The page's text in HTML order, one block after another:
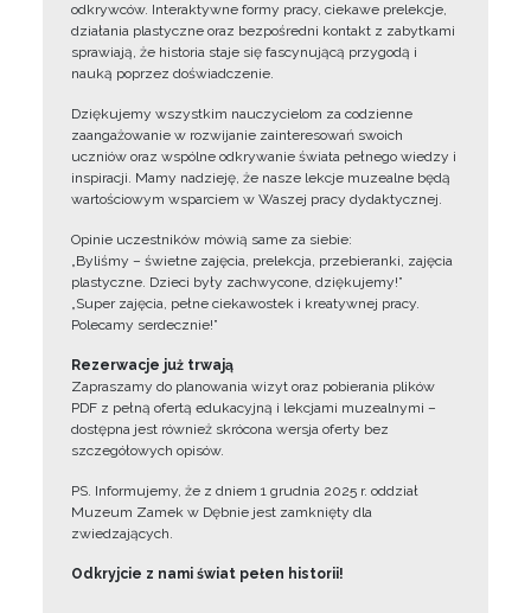
odkrywców. Interaktywne formy pracy, ciekawe prelekcje,
działania plastyczne oraz bezpośredni kontakt z zabytkami
sprawiają, że historia staje się fascynującą przygodą i
nauką poprzez doświadczenie.
Dziękujemy wszystkim nauczycielom za codzienne
zaangażowanie w rozwijanie zainteresowań swoich
uczniów oraz wspólne odkrywanie świata pełnego wiedzy i
inspiracji. Mamy nadzieję, że nasze lekcje muzealne będą
wartościowym wsparciem w Waszej pracy dydaktycznej.
Opinie uczestników mówią same za siebie:
„Byliśmy – świetne zajęcia, prelekcja, przebieranki, zajęcia
plastyczne. Dzieci były zachwycone, dziękujemy!”
„Super zajęcia, pełne ciekawostek i kreatywnej pracy.
Polecamy serdecznie!”
Rezerwacje już trwają
Zapraszamy do planowania wizyt oraz pobierania plików
PDF z pełną ofertą edukacyjną i lekcjami muzealnymi –
dostępna jest również skrócona wersja oferty bez
szczegółowych opisów.
PS. Informujemy, że z dniem 1 grudnia 2025 r. oddział
Muzeum Zamek w Dębnie jest zamknięty dla
zwiedzających.
Odkryjcie z nami świat pełen historii!